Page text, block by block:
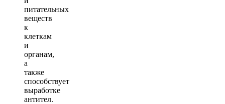
питательных
веществ
к
клеткам
и
органам,
а
также
способствует
выработке
антител.